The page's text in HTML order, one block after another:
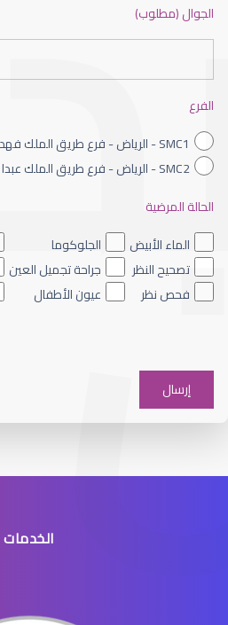
الماء الأزرق داخل العين
الماء الأزرق في العيون
الجوال (مطلوب)
الفرع
SMC1 - الرياض - فرع طريق الملك فهد
SMC2 - الرياض - فرع طريق الملك عبدالله
الحالة المرضية
الماء الأبيض
الجلوكوما
تصحيح النظر
جراحة تجميل العين
فحص نظر
عيون الأطفال
الخدمات